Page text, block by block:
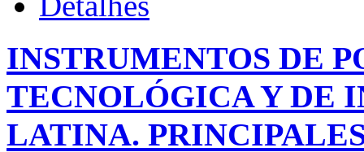
INSTRUMENTOS DE
TECNOLÓGICA Y DE
LATINA.